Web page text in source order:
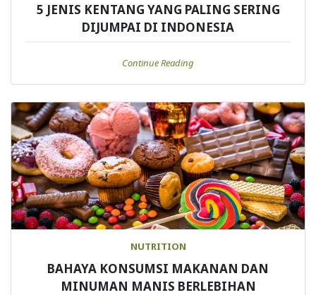
5 JENIS KENTANG YANG PALING SERING
DIJUMPAI DI INDONESIA
Continue Reading
NUTRITION
BAHAYA KONSUMSI MAKANAN DAN
MINUMAN MANIS BERLEBIHAN